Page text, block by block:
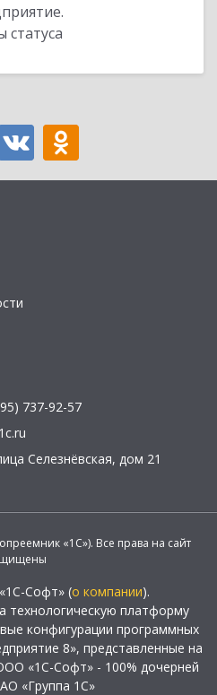
737-92-57
Селезнёвская, дом 21
«1С»). Все права на сайт
Софт» (о компании).
технологическую платформу
конфигурации программных
8», представленные на
«1С-Софт» - 100% дочерней
«Группа 1С»